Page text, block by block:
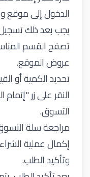
الدخول إلى موقع
يجب بعد ذلك
تصفح القسم
عروض الموقع.
تحديد الكمية أو
النقر على زر
التسوق.
مراجعة سلة
إكمال عملية الشراء
وتأكيد الطلب.